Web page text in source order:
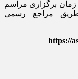
زمان برگزاری مراسم
طریق مراجع رسمی
https://